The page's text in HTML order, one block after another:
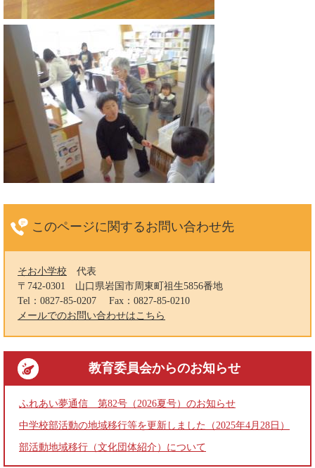
このページに関するお問い合わせ先
そお小学校
代表
〒742-0301
山口県岩国市周東町祖生5856番地
Tel：0827-85-0207
Fax：0827-85-0210
メールでのお問い合わせはこちら
教育委員会からのお知らせ
ふれあい夢通信 第82号（2026夏号）のお知らせ
中学校部活動の地域移行等を更新しました（2025年4月28日）
部活動地域移行（文化団体紹介）について